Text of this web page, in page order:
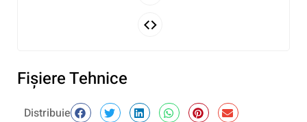
Fişiere Tehnice
Distribuie